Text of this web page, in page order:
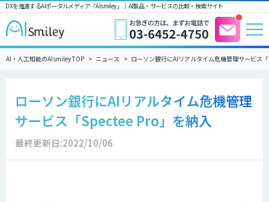
DXを推進するAIポータルメディア「AIsmiley」｜ AI製品・サービスの比較・検索サイト
AI・人工知能のAIsmiley TOP ニュース ローソン銀行にAIリアルタイム危機管理サービス
ローソン銀行にAIリアルタイム危機管理
サービス「Spectee Pro」を納入
最終更新日:2022/10/06